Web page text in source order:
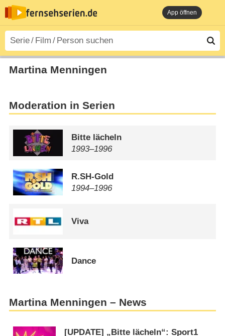
App öffnen
Martina Menningen
Moderation in Serien
Bitte lächeln
1993⁠–⁠1996
R.SH-Gold
1994⁠–⁠1996
Viva
Dance
Martina Menningen – News
[UPDATE] „Bitte lächeln“: Sport1